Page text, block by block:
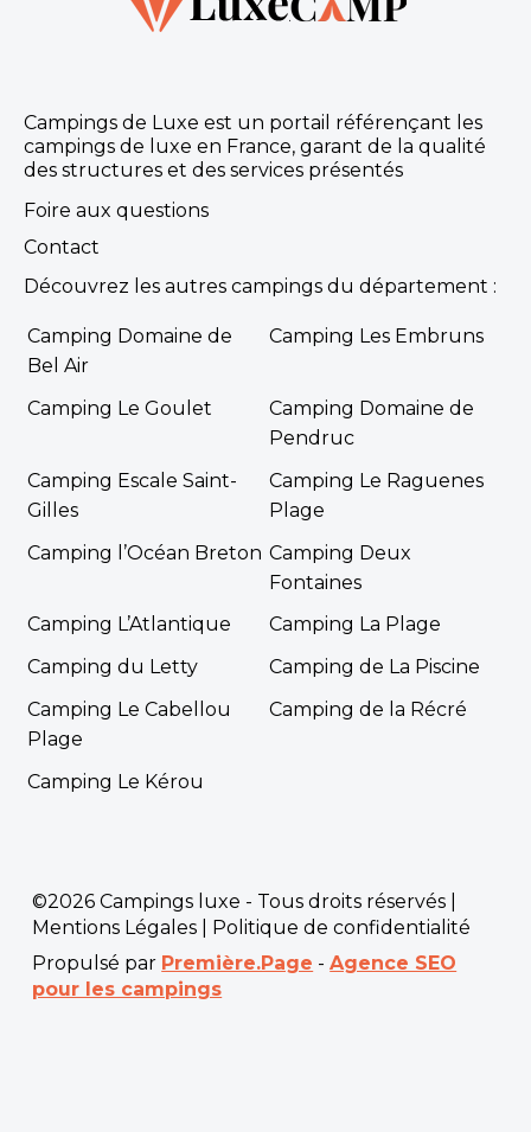
Campings de Luxe est un portail référençant les
campings de luxe en France, garant de la qualité
des structures et des services présentés
Foire aux questions
Contact
Découvrez les autres campings du département :
Camping Domaine de
Bel Air
Camping Les Embruns
Camping Le Goulet
Camping Domaine de
Pendruc
Camping Escale Saint-
Gilles
Camping Le Raguenes
Plage
Camping l’Océan Breton Camping Deux
Fontaines
Camping L’Atlantique
Camping La Plage
Camping du Letty
Camping de La Piscine
Camping Le Cabellou
Plage
Camping de la Récré
Camping Le Kérou
©2026 Campings luxe - Tous droits réservés |
Mentions Légales
Politique de confidentialité
Propulsé par Première.Page -Agence SEO
pour les campings